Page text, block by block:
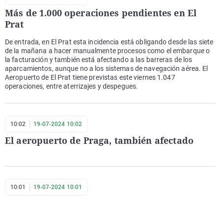
Más de 1.000 operaciones pendientes en El
Prat
De entrada, en El Prat esta incidencia está obligando desde las siete
de la mañana a hacer manualmente procesos como el embarque o
la facturación y también está afectando a las barreras de los
aparcamientos, aunque no a los sistemas de navegación aérea. El
Aeropuerto de El Prat tiene previstas este viernes 1.047
operaciones, entre aterrizajes y despegues.
10:02 19-07-2024 10:02
El aeropuerto de Praga, también afectado
10:01 19-07-2024 10:01